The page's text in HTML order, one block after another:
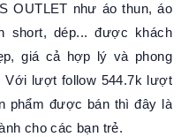
OUTLET như áo thun, áo
short, dép... được khách
giá cả hợp lý và phong
Với lượt follow 544.7k lượt
phẩm được bán thì đây là
cho các bạn trẻ.